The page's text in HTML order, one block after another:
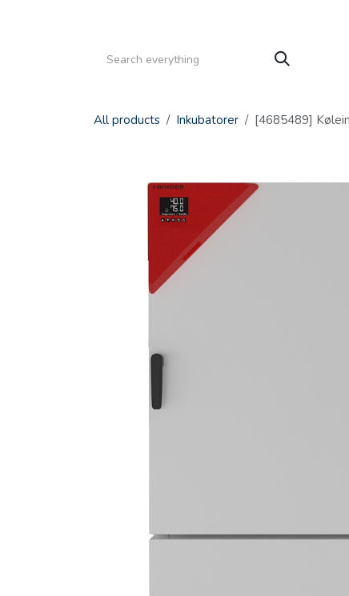
All products Inkubatorer [4685489]